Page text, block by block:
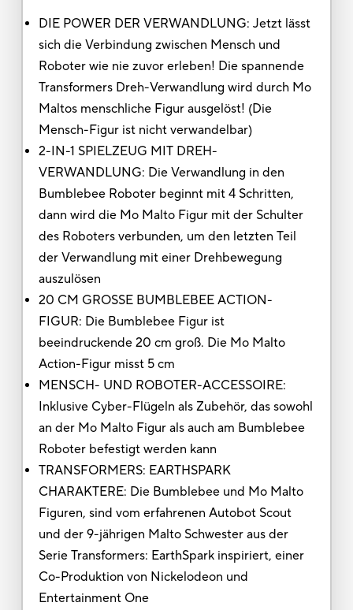
DIE POWER DER VERWANDLUNG: Jetzt lässt
sich die Verbindung zwischen Mensch und
Roboter wie nie zuvor erleben! Die spannende
Transformers Dreh-Verwandlung wird durch Mo
Maltos menschliche Figur ausgelöst! (Die
Mensch-Figur ist nicht verwandelbar)
2-IN-1 SPIELZEUG MIT DREH-
VERWANDLUNG: Die Verwandlung in den
Bumblebee Roboter beginnt mit 4 Schritten,
dann wird die Mo Malto Figur mit der Schulter
des Roboters verbunden, um den letzten Teil
der Verwandlung mit einer Drehbewegung
auszulösen
20 CM GROSSE BUMBLEBEE ACTION-
FIGUR: Die Bumblebee Figur ist
beeindruckende 20 cm groß. Die Mo Malto
Action-Figur misst 5 cm
MENSCH- UND ROBOTER-ACCESSOIRE:
Inklusive Cyber-Flügeln als Zubehör, das sowohl
an der Mo Malto Figur als auch am Bumblebee
Roboter befestigt werden kann
TRANSFORMERS: EARTHSPARK
CHARAKTERE: Die Bumblebee und Mo Malto
Figuren, sind vom erfahrenen Autobot Scout
und der 9-jährigen Malto Schwester aus der
Serie Transformers: EarthSpark inspiriert, einer
Co-Produktion von Nickelodeon und
Entertainment One